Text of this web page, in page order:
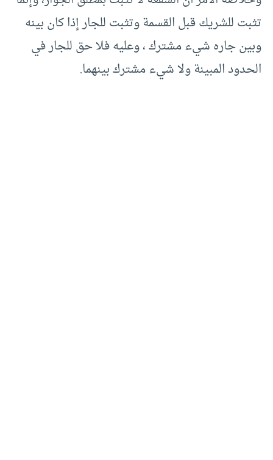
تثبت للشريك قبل القسمة وتثبت للجار إذا كان بينه
وبين جاره شيء مشترك ، وعليه فلا حق للجار في
الحدود المبينة ولا شيء مشترك بينهما.